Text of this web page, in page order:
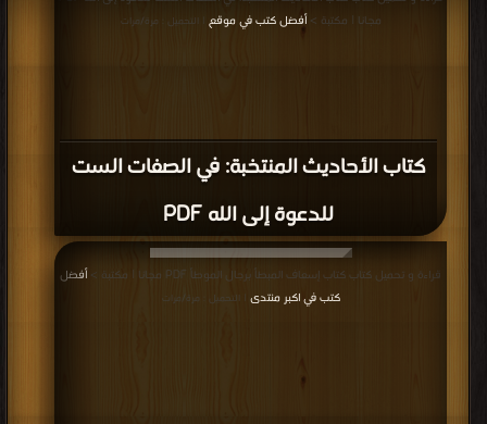
كتاب الأحاديث المنتخبة: في الصفات الست
للدعوة إلى الله PDF
مجانا | مكتبة >أفضل كتب في موقع | التحميل : مرة/مرات
قراءة و تحميل كتاب كتاب إسعاف المبطأ برجال الموطأ PDF مجانا | مكتبة >
أفضل
كتب في اكبر منتدى
| التحميل : مرة/مرات